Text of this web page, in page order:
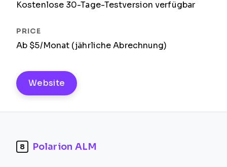
Kostenlose 30-Tage-Testversion verfügbar
Ab $5/Monat (jährliche Abrechnung)
Website
8 Polarion ALM